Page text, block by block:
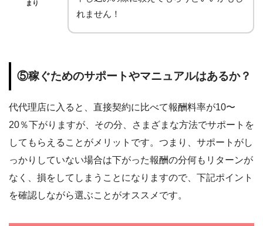
まり
れません！
⑤稼ぐためのサポートやマニュアルはあるか？
代代理店に入ると、直接契約に比べて報酬料率が10〜
20％下がりますが、その分、さまざまな方法でサポートを
してもらえることがメリットです。つまり、サポートがし
っかりしていない場合は下がった報酬の分何もリターンが
なく、損をしてしまうことになりますので、下記ポイント
を確認しながら選ぶことがオススメです。